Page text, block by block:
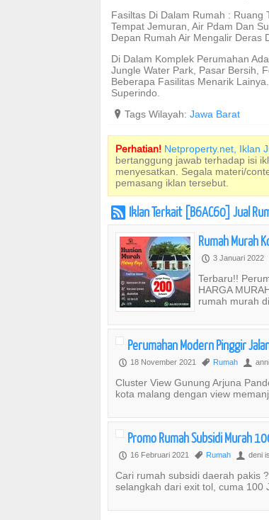
Fasiltas Di Dalam Rumah : Ruang
Tempat Jemuran, Air Pdam Dan
Depan Rumah Air Mengalir Deras
Di Dalam Komplek Perumahan
Jungle Water Park, Pasar Bersih,
Beberapa Fasilitas Menarik
Superindo.
? Tags Wilayah: Jawa Barat
Perhatian! Netproperty.net, Iklan
bertanggung jawab terhadap isi
menyesatkan. Segala materi/
pemasang iklan tersebut.
r Iklan Terkait [B6AC60] Jual
Rumah Murah
P 3 Januari 2022
Terbaru!!
HARGA
rumah murah
Perumahan Modern Pinggir
P 18 November 2021 , Rumah U
Cluster View Gunung Arjuna
kota malang dengan view
Promo Rumah Subsidi Murah
P 16 Februari 2021 , Rumah U deni
Cari rumah subsidi daerah pakis
selangkah dari exit tol, cuma 100